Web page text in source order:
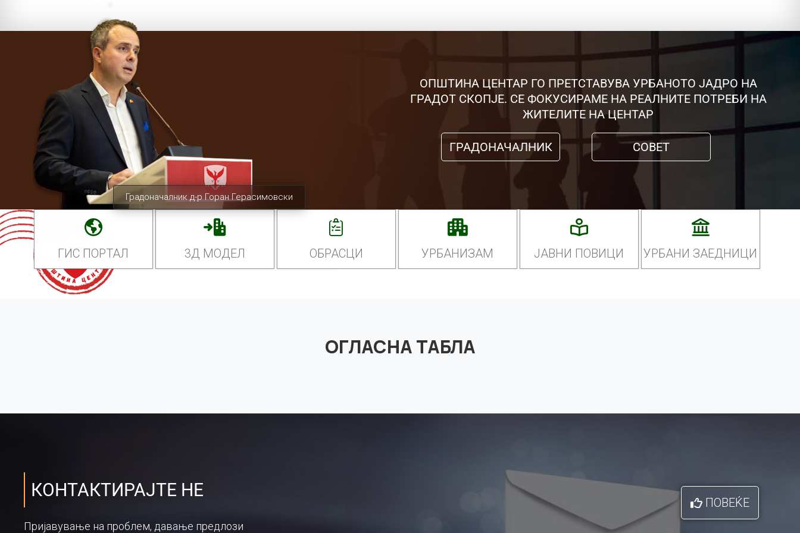
Градоначалник д-р Горан Герасимовски
ОПШТИНА ЦЕНТАР ГО ПРЕТСТАВУВА УРБАНОТО ЈАДРО НА
ГРАДОТ СКОПЈЕ. СЕ ФОКУСИРАМЕ НА РЕАЛНИТЕ ПОТРЕБИ НА
ЖИТЕЛИТЕ НА ЦЕНТАР
ГРАДОНАЧАЛНИК СОВЕТ
ГИС ПОРТАЛ 3Д МОДЕЛ ОБРАСЦИ УРБАНИЗАМ ЈАВНИ ПОВИЦИ УРБАНИ ЗАЕДНИЦИ
ОГЛАСНА ТАБЛА
КОНТАКТИРАЈТЕ НЕ
Пријавување на проблем, давање предлози
ПОВЕЌЕ